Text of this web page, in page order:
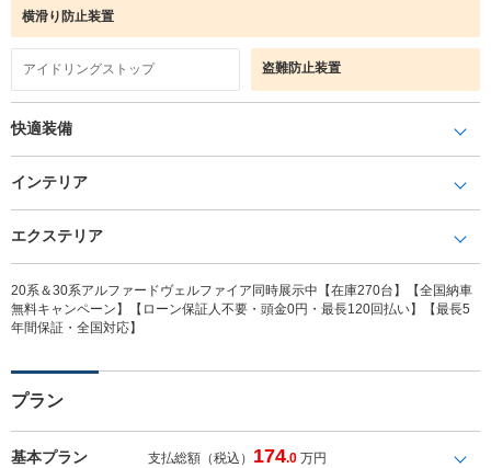
横滑り防止装置
アイドリングストップ 盗難防止装置
快適装備
インテリア
エクステリア
20系＆30系アルファードヴェルファイア同時展示中【在庫270台】【全国納車
無料キャンペーン】【ローン保証人不要・頭金0円・最長120回払い】【最長5
年間保証・全国対応】
プラン
基本プラン 支払総額（税込） 174.0 万円